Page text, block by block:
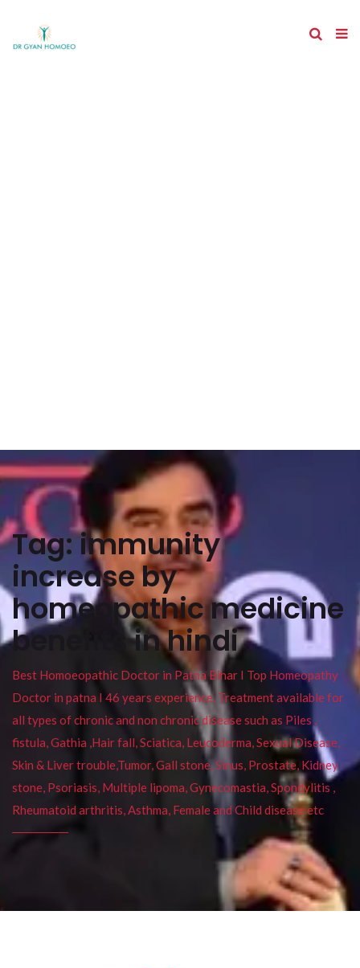
Tag:immunity
increase by
homeopathic medicine
benefits in hindi
Best Homoeopathic Doctor in Patna Bihar I Top Homeopathy
Doctor in patna I 46 years experience. Treatment available for
all types of chronic and non chronic disease such as Piles ,
fistula, Gathia ,Hair fall, Sciatica, Leucoderma, Sexual Disease,
Skin & Liver trouble,Tumor, Gall stone, Sinus, Prostate, Kidney
stone, Psoriasis, Multiple lipoma, Gynecomastia, Spondylitis ,
Rheumatoid arthritis, Asthma, Female and Child disease etc